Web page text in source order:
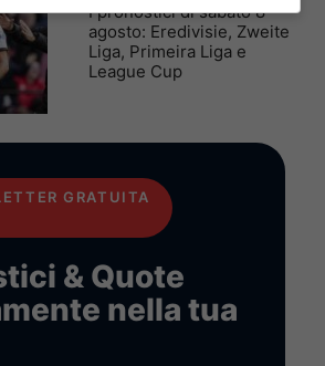
I pronostici di sabato 8
agosto: Eredivisie, Zweite
Liga, Primeira Liga e
League Cup
GRATUITA
& Quote
nella tua